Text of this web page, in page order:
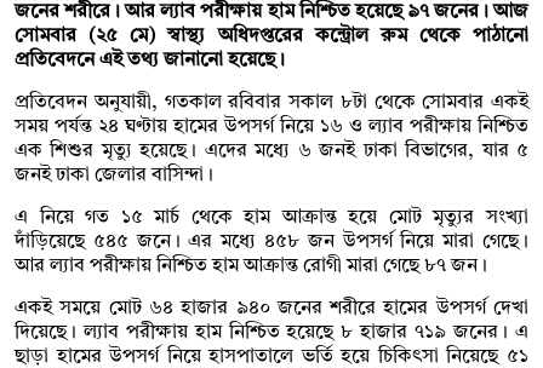
জনের শরীরে। আর ল্যাব পরীক্ষায় হাম নিশ্চিত হয়েছে ৯৭ জনের। আজ
সোমবার (২৫ মে) স্বাস্থ্য অধিদপ্তরের কন্ট্রোল রুম থেকে পাঠানো
প্রতিবেদনে এই তথ্য জানানো হয়েছে।
প্রতিবেদন অনুযায়ী, গতকাল রবিবার সকাল ৮টা থেকে সোমবার একই
সময় পর্যন্ত ২৪ ঘণ্টায় হামের উপসর্গ নিয়ে ১৬ ও ল্যাব পরীক্ষায় নিশ্চিত
এক শিশুর মৃত্যু হয়েছে। এদের মধ্যে ৬ জনই ঢাকা বিভাগের, যার ৫
জনই ঢাকা জেলার বাসিন্দা।
এ নিয়ে গত ১৫ মার্চ থেকে হাম আক্রান্ত হয়ে মোট মৃত্যুর সংখ্যা
দাঁড়িয়েছে ৫৪৫ জনে। এর মধ্যে ৪৫৮ জন উপসর্গ নিয়ে মারা গেছে।
আর ল্যাব পরীক্ষায় নিশ্চিত হাম আক্রান্ত রোগী মারা গেছে ৮৭ জন।
একই সময়ে মোট ৬৪ হাজার ৯৪০ জনের শরীরে হামের উপসর্গ দেখা
দিয়েছে। ল্যাব পরীক্ষায় হাম নিশ্চিত হয়েছে ৮ হাজার ৭১৯ জনের। এ
ছাড়া হামের উপসর্গ নিয়ে হাসপাতালে ভর্তি হয়ে চিকিৎসা নিয়েছে ৫১